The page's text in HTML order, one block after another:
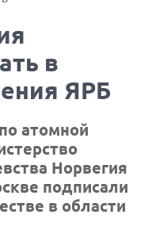
в
ЯРБ
атомной
Норвегия
подписали
в области